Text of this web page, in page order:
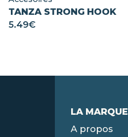
TANZA STRONG HOOK
5.49€
LA MARQUE
A propos